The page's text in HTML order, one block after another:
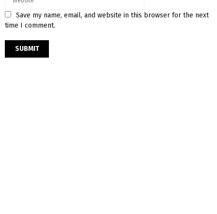
Save my name, email, and website in this browser for the next
time I comment.